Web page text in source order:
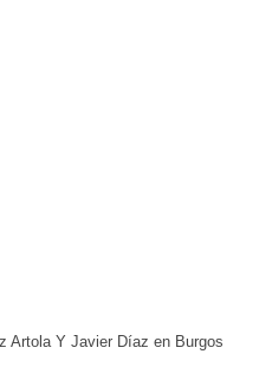
Artola Y Javier Díaz en Burgos